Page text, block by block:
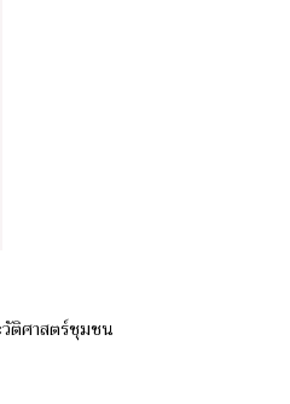
ติศาสตร์ชุมชน